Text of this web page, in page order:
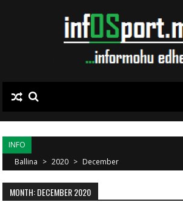
INFO
Ballina > 2020 > December
MONTH: DECEMBER 2020